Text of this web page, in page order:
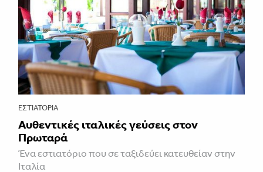
ΕΣΤΙΑΤΌΡΙΑ
Αυθεντικές ιταλικές γεύσεις στον
Πρωταρά
Ένα εστιατόριο που σε ταξιδεύει κατευθείαν στην
Ιταλία